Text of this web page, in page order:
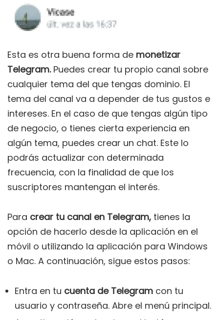
Esta es otra buena forma de monetizar
Telegram.Puedes crear tu propio canal sobre
cualquier tema del que tengas dominio. El
tema del canal va a depender de tus gustos e
intereses. En el caso de que tengas algún tipo
de negocio, o tienes cierta experiencia en
algún tema, puedes crear un chat. Este lo
podrás actualizar con determinada
frecuencia, con la finalidad de que los
suscriptores mantengan el interés.
Para crear tu canal en Telegram, tienes la
opción de hacerlo desde la aplicación en el
móvil o utilizando la aplicación para Windows
o Mac. A continuación, sigue estos pasos:
Entra en tu cuenta de Telegram con tu
usuario y contraseña. Abre el menú principal.